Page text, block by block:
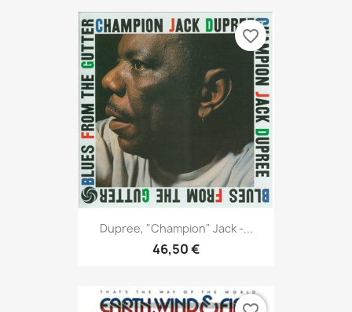
Dupree, "Champion" Jack -...
46,50 €
favorite_border